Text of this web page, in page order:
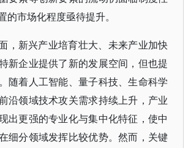
的市场化程度亟待提升。
，新兴产业培育壮大、未来产业加快
新企业提供了新的发展空间，但也提
随着人工智能、量子科技、生命科学
沿领域技术攻关需求持续上升，产业
出更强的专业化与集中化特征，使中
细分领域发挥比较优势。然而，关键